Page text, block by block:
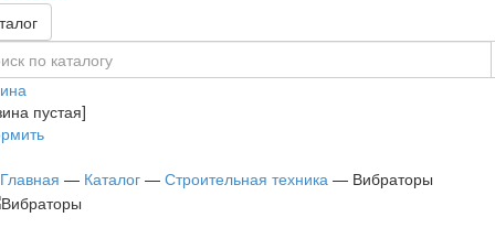
пустая]
Главная — Каталог — Строительная техника — Вибраторы